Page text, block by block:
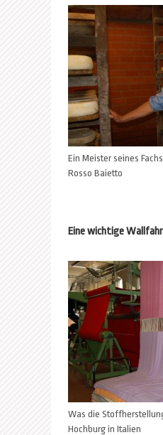
Ein Meister seines
Rosso Baietto
Eine wichtige
Was die
Hochburg in Italien